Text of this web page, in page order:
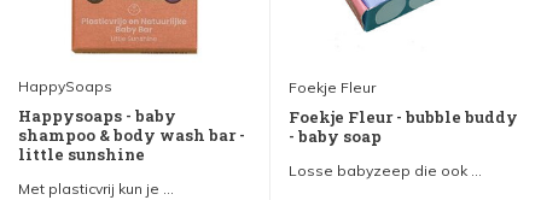
HappySoaps
Happysoaps - baby
shampoo & body wash bar -
little sunshine
Met plasticvrij kun je ...
Foekje Fleur
Foekje Fleur - bubble buddy
- baby soap
Losse babyzeep die ook ...